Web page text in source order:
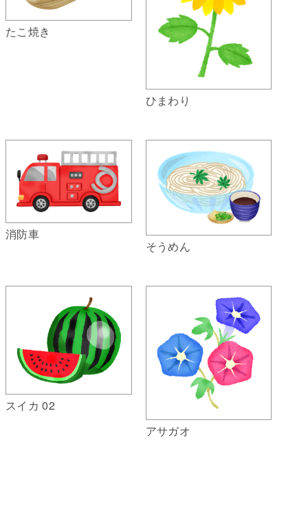
たこ焼き
ひまわり
消防車
そうめん
スイカ 02
アサガオ